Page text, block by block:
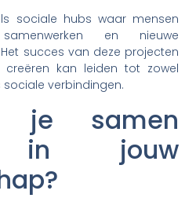
sociale hubs waar mensen
en nieuwe
succes van deze projecten
kan leiden tot zowel
verbindingen.
je samen
in jouw